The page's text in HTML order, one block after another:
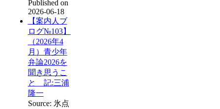
Published on
2026-06-18
【案内人ブ
ログ№103】
（2026年4
月）青少年
弁論2026を
聞き思うこ
と 記:三浦
隆一
Source: 氷点